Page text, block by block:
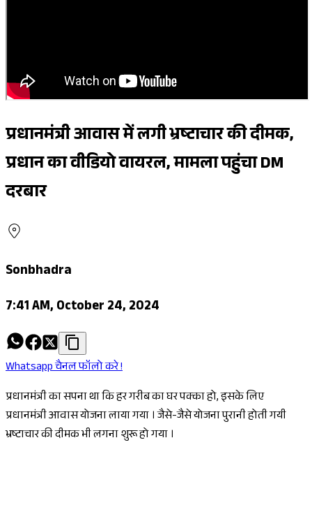
प्रधानमंत्री आवास में लगी भ्रष्टाचार की दीमक,
प्रधान का वीडियो वायरल, मामला पहुंचा DM
दरबार
Sonbhadra
7:41 AM, October 24, 2024
Whatsapp चैनल फॉलो करे !
प्रधानमंत्री का सपना था कि हर गरीब का घर पक्का हो, इसके लिए
प्रधानमंत्री आवास योजना लाया गया । जैसे-जैसे योजना पुरानी होती गयी
भ्रष्टाचार की दीमक भी लगना शुरू हो गया ।